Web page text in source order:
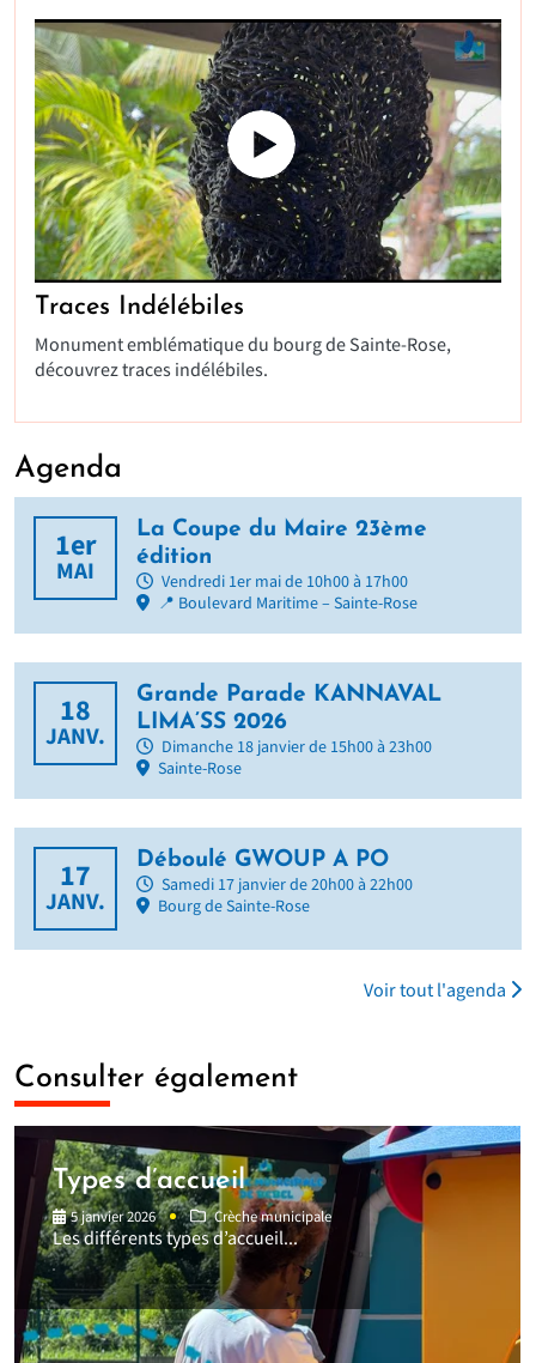
Traces Indélébiles
Monument emblématique du bourg de Sainte-Rose,
découvrez traces indélébiles.
Agenda
1er
MAI
La Coupe du Maire 23ème
édition
Vendredi 1er mai de 10h00 à 17h00
📍 Boulevard Maritime – Sainte-Rose
18
JANV.
Grande Parade KANNAVAL
LIMA’SS 2026
Dimanche 18 janvier de 15h00 à 23h00
Sainte-Rose
17
JANV.
Déboulé GWOUP A PO
Samedi 17 janvier de 20h00 à 22h00
Bourg de Sainte-Rose
Voir tout l'agenda
Consulter également
Types d’accueil
5 janvier 2026 Crèche municipale
Les différents types d’accueil...